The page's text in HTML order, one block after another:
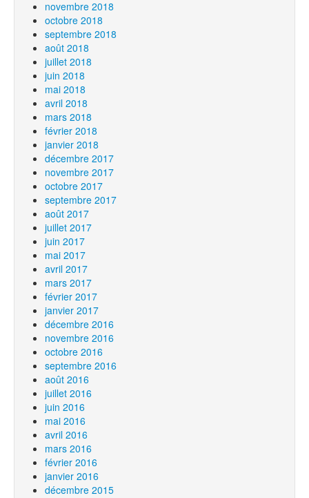
novembre 2018
octobre 2018
septembre 2018
août 2018
juillet 2018
juin 2018
mai 2018
avril 2018
mars 2018
février 2018
janvier 2018
décembre 2017
novembre 2017
octobre 2017
septembre 2017
août 2017
juillet 2017
juin 2017
mai 2017
avril 2017
mars 2017
février 2017
janvier 2017
décembre 2016
novembre 2016
octobre 2016
septembre 2016
août 2016
juillet 2016
juin 2016
mai 2016
avril 2016
mars 2016
février 2016
janvier 2016
décembre 2015